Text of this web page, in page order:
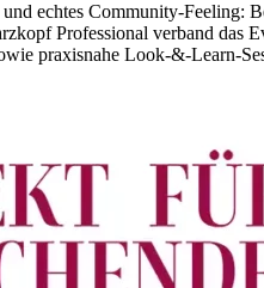
echtes Community-Feeling:
Professional verband
praxisnahe Look-&-Learn-